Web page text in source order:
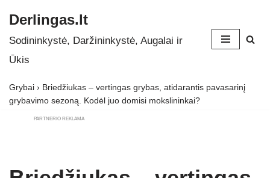
Skip
to
Derlingas.lt
Sodininkystė, Daržininkystė, Augalai ir
Ūkis
Grybai › Briedžiukas – vertingas grybas, atidarantis pavasarinį
grybavimo sezoną. Kodėl juo domisi mokslininkai?
PARTNERIO REKLAMA